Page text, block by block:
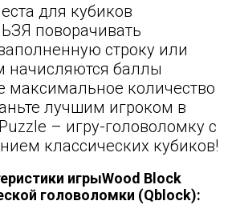
для кубиков
поворачивать
строку или
начисляются баллы
максимальное количество
лучшим игроком в
– игру-головоломку с
классических кубиков!
игрыWood Block
головоломки (Qblock):